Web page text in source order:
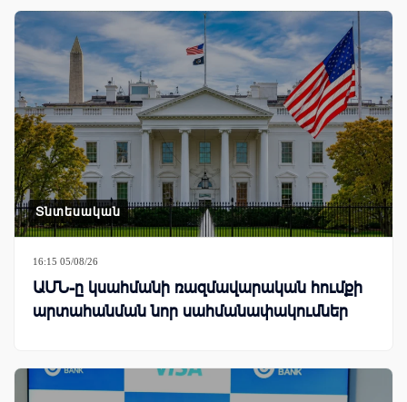
Տնտեսական
16:15 05/08/26
ԱՄՆ-ը կսահմանի ռազմավարական հումքի
արտահանման նոր սահմանափակումներ